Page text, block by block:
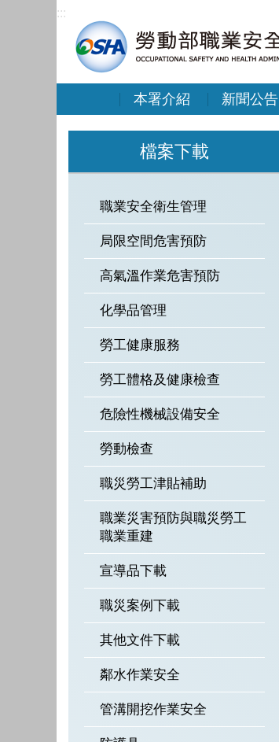
:::
本署介紹 新聞公告
檔案下載
職業安全衛生管理
局限空間危害預防
高氣溫作業危害預防
化學品管理
勞工健康服務
勞工體格及健康檢查
危險性機械設備安全
勞動檢查
職災勞工津貼補助
職業災害預防與職災勞工
職業重建
宣導品下載
職災案例下載
其他文件下載
鄰水作業安全
管溝開挖作業安全